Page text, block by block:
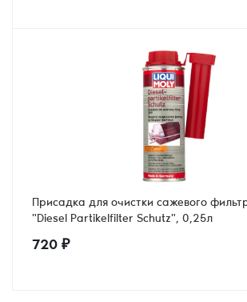
Присадка для очистки сажевого
"Diesel Partikelfilter Schutz", 0,25л
720 ₽